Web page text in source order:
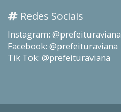
Redes Sociais
Instagram: @prefeituraviana
Facebook: @prefeituraviana
Tik Tok: @prefeituraviana